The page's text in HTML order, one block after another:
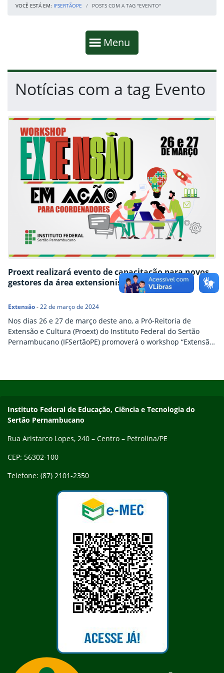
VOCÊ ESTÁ EM: IFSERTÃOPE POSTS COM A TAG "EVENTO"
Mostrar
Menu
Fim da navegação
Início do conteúdo
Notícias com a tag Evento
Proext realizará evento de capacitação para novos
gestores da área extensionista
Extensão-22 de março de 2024
Nos dias 26 e 27 de março deste ano, a Pró-Reitoria de
Extensão e Cultura (Proext) do Instituto Federal do Sertão
Pernambucano (IFSertãoPE) promoverá o workshop “Extensão
Endereço
Instituto Federal de Educação, Ciência e Tecnologia do
Sertão Pernambucano
Rua Aristarco Lopes, 240 – Centro – Petrolina/PE
CEP: 56302-100
Telefone: (87) 2101-2350